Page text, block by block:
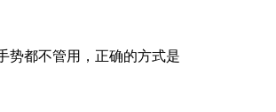
势都不管用，正确的方式是